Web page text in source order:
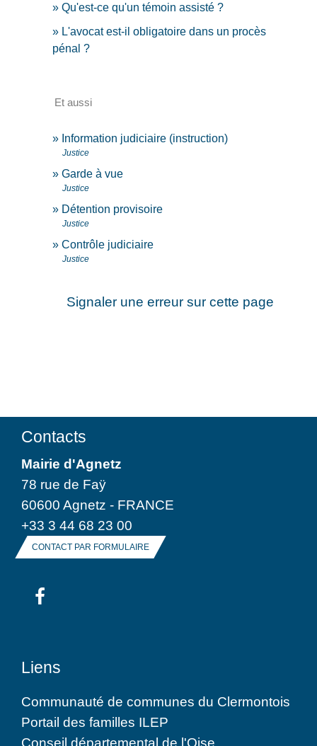
Qu'est-ce qu'un témoin assisté ?
L'avocat est-il obligatoire dans un procès
pénal ?
Et aussi
Information judiciaire (instruction)
Justice
Garde à vue
Justice
Détention provisoire
Justice
Contrôle judiciaire
Justice
Signaler une erreur sur cette page
Contacts
Mairie d'Agnetz
78 rue de Faÿ
60600 Agnetz - FRANCE
+33 3 44 68 23 00
CONTACT PAR FORMULAIRE
Liens
Communauté de communes du Clermontois
Portail des familles ILEP
Conseil départemental de l'Oise